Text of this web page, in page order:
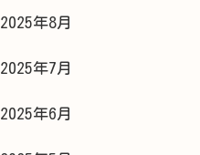
2025年8月
2025年7月
2025年6月